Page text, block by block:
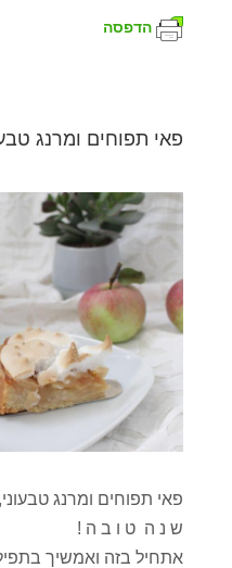
הדפסה
פאי תפוחים ומרנג
פאי תפוחים ומרנג
ש נ ה ט ו ב ה !
אתחיל בזה ואמשיך